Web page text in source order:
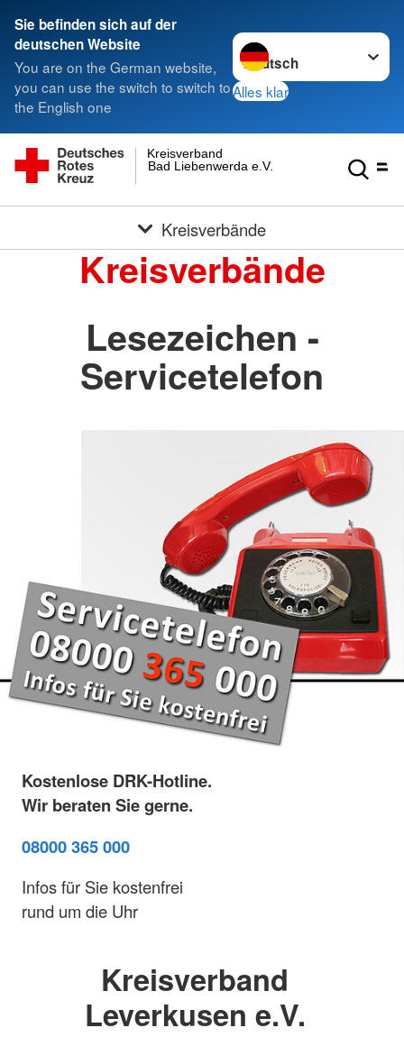
Sie befinden sich auf der
deutschen Website
You are on the German website,
you can use the switch to switch to
the English one
Sprache wechseln zu
Alles klar
Bad Liebenwerda e.V.
Kreisverband
Kreisverbände
Kreisverbände
Lesezeichen -
Servicetelefon
Kostenlose DRK-Hotline.
Wir beraten Sie gerne.
08000 365 000
Infos für Sie kostenfrei
rund um die Uhr
Kreisverband
Leverkusen e.V.